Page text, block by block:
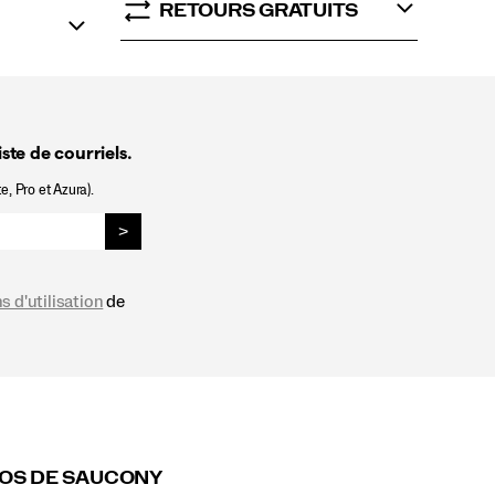
RETOURS GRATUITS
de courriels.
Pro et Azura).
>
d'utilisationde
DE SAUCONY